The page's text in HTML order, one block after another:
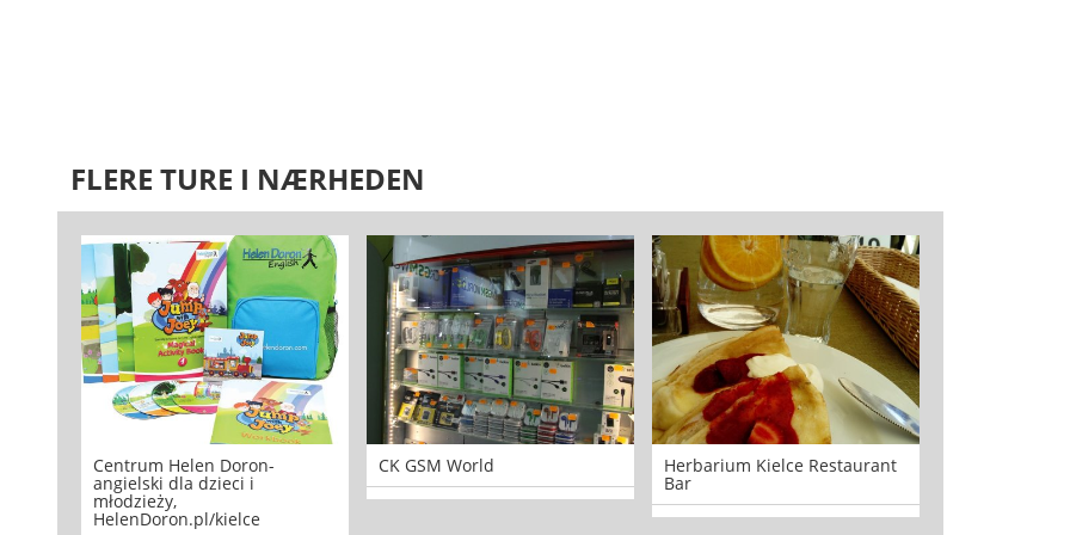
FLERE TURE I NÆRHEDEN
Centrum Helen Doron-
angielski dla dzieci i
młodzieży,
HelenDoron.pl/kielce
CK GSM World Herbarium Kielce Restaurant
Bar